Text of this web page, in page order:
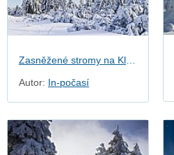
Autor: In-počasí